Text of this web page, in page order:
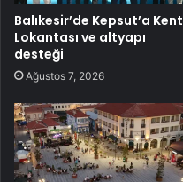
Balıkesir’de Kepsut’a Kent
Lokantası ve altyapı
desteği
Ağustos 7, 2026